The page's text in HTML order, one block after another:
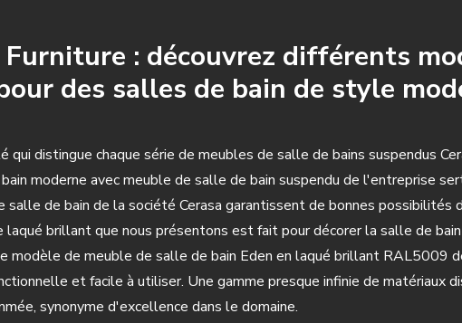
: découvrez différents
des salles de bain de style
distingue chaque série de meubles de salle de bains suspendus
moderne avec meuble de salle de bain suspendu de l'entreprise
de bain de la société Cerasa garantissent de bonnes possibilités
brillant que nous présentons est fait pour décorer la salle de
de meuble de salle de bain Eden en laqué brillant RAL5009
et facile à utiliser. Une gamme presque infinie de matériaux
synonyme d'excellence dans le domaine.